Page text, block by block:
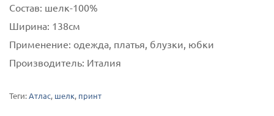
Состав: шелк-100%
Ширина: 138см
Применение: одежда, платья, блузки, юбки
Производитель: Италия
Теги:Атлас, шелк, принт